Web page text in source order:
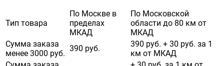
Тип товара
По Москве в
пределах
МКАД
По Московской
области до 80 км от
МКАД
Сумма заказа
менее 3000 руб.
390 руб.
390 руб. + 30 руб. за 1
км от МКАД